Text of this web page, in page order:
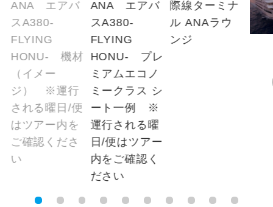
※上記以外の出発日につきましては料金確定
後にご案内いたします。
※手配の都合により変更になる場合がありま
す。
【その他諸税追加】
航空保険特別料金
2026/8/10〜2026/9/21 大人（12歳以上）
1,600円、子供（2歳以上12歳未満）1,600
円、幼児 1,600円2026/9/22〜2026/11/21 大
人（12歳以上）1,600円、子供（2歳以上12歳
2名様から出発可能な個人型プランで
す。
おひとり様参
加限定
おひとり様限定でご参加いただけるコー
スです。
1名様1室同代
金
1名様1室利用でも追加料金がかからない
コースです。
ご夫婦限定
す。
女性限定でご参加いただけるコースで